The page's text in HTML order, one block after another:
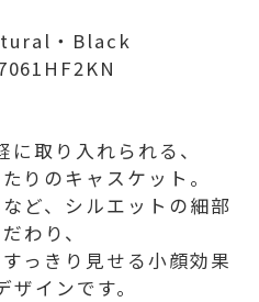
・Black
取り入れられる、
りのキャスケット。
ど、シルエットの細部
わり、
っきり見せる小顔効果
インです。